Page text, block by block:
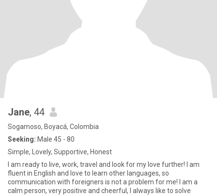
Jane, 44
Sogamoso, Boyacá, Colombia
Seeking: Male 45 - 80
Simple, Lovely, Supportive, Honest
I am ready to live, work, travel and look for my love further! I am
fluent in English and love to learn other languages, so
communication with foreigners is not a problem for me! I am a
calm person, very positive and cheerful, I always like to solve